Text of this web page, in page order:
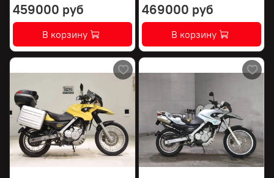
459000 руб
В корзину
469000 руб
В корзину